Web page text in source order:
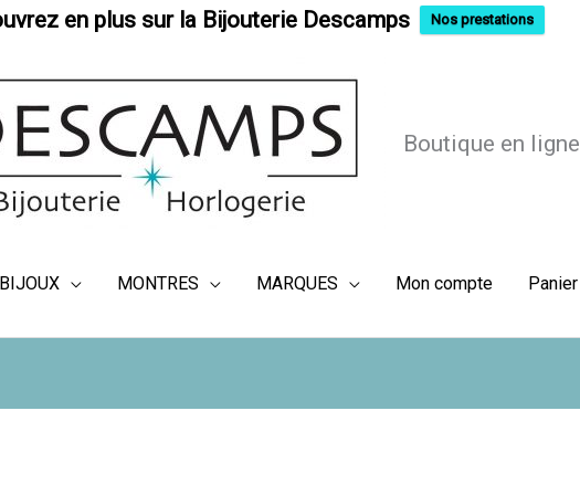
en plus sur la Bijouterie Descamps Nos prestations
Boutique en ligne
BIJOUX MONTRES MARQUES Mon compte Panier